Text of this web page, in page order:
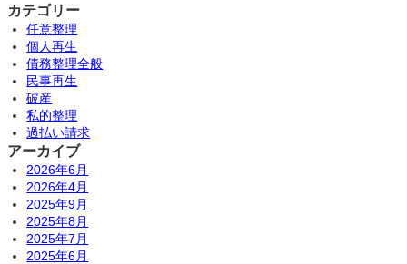
カテゴリー
任意整理
個人再生
債務整理全般
民事再生
破産
私的整理
過払い請求
アーカイブ
2026年6月
2026年4月
2025年9月
2025年8月
2025年7月
2025年6月